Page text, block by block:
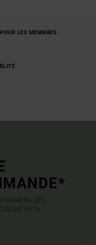
LES MEMBRES
LES
RVCA.